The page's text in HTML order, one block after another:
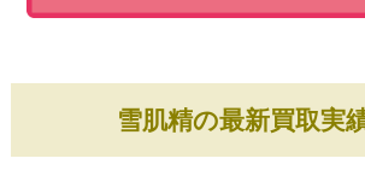
雪肌精の最新買取実